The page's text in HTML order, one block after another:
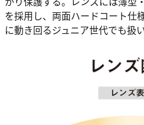
を採用し、両面ハードコート仕
に動き回るジュニア世代でも扱